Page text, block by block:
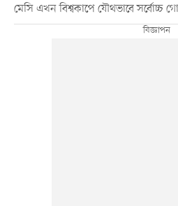
মেসি এখন বিশ্বকাপে যৌথভাবে সর্বোচ্চ